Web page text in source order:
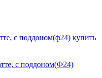
с поддоном(Ф24)